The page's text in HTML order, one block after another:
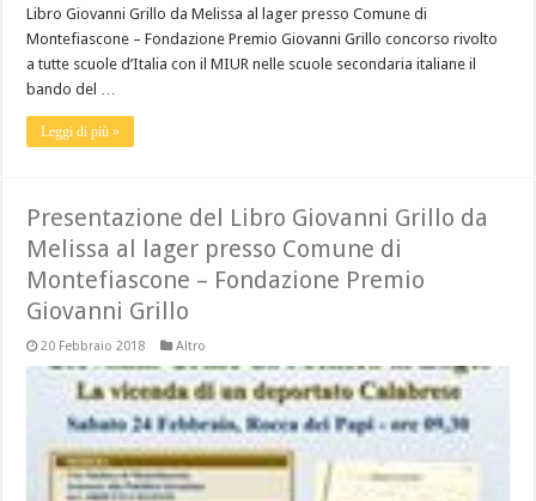
Libro Giovanni Grillo da Melissa al lager presso Comune di
Montefiascone – Fondazione Premio Giovanni Grillo concorso rivolto
a tutte scuole d’Italia con il MIUR nelle scuole secondaria italiane il
bando del …
Leggi di più »
Presentazione del Libro Giovanni Grillo da
Melissa al lager presso Comune di
Montefiascone – Fondazione Premio
Giovanni Grillo
20 Febbraio 2018 Altro